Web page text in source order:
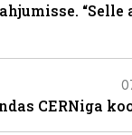
“Selle
CERNiga